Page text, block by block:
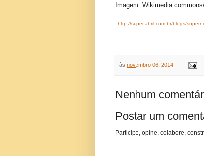
Imagem: Wikimedia
http://super.abril.com.br/blogs/
às novembro 06, 2014
Nenhum
Postar um
Participe, opine, colabore,